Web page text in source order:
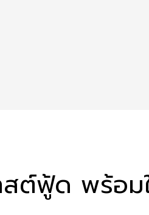
สต์ฟู้ด พร้อ